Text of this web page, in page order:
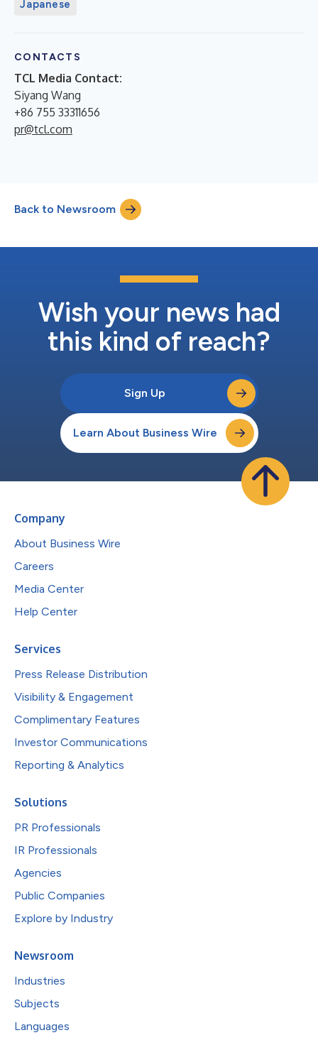
Japanese
CONTACTS
TCL Media Contact:
Siyang Wang
+86 755 33311656
pr@tcl.com
Back to Newsroom
Wish your news had
this kind of reach?
Sign Up
Learn About Business Wire
Company
About Business Wire
Careers
Media Center
Help Center
Services
Press Release Distribution
Visibility & Engagement
Complimentary Features
Investor Communications
Reporting & Analytics
Solutions
PR Professionals
IR Professionals
Agencies
Public Companies
Explore by Industry
Newsroom
Industries
Subjects
Languages